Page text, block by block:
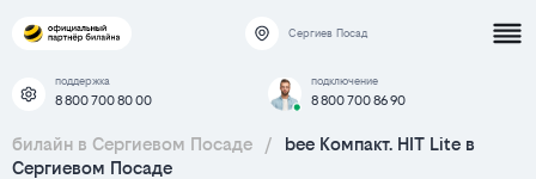
Сергиев Посад
поддержка
8 800 700 80 00
подключение
8 800 700 86 90
билайн в Сергиевом Посаде /
bee Компакт. HIT Lite в
Сергиевом Посаде